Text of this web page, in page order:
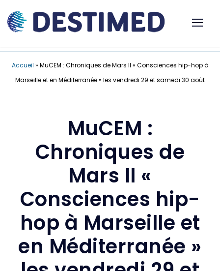
Accueil » MuCEM : Chroniques de Mars II « Consciences hip-hop à
Marseille et en Méditerranée » les vendredi 29 et samedi 30 août
MuCEM :
Chroniques de
Mars II «
Consciences hip-
hop à Marseille et
en Méditerranée »